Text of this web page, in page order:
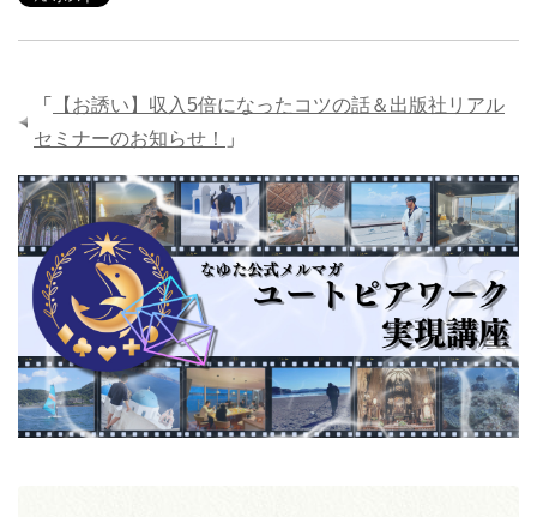
「
【お誘い】収入5倍になったコツの話＆出版社リアル
セミナーのお知らせ！
」